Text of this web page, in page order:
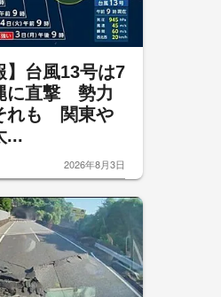
】台風13号は7
に直撃 勢力
れも 関東や
...
2026年8月3日